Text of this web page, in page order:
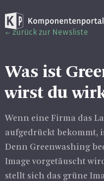
zurück zur Newsliste
Was ist
wirst du
Wenn eine Firma das
aufgedrückt bekommt,
Denn Greenwashing
Image vorgetäuscht
stellt sich das grüne